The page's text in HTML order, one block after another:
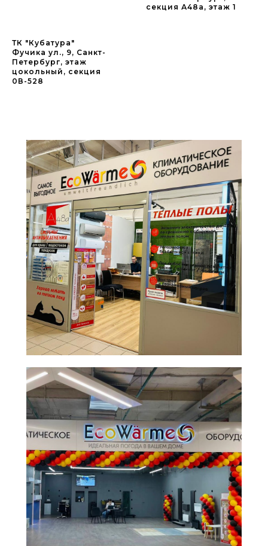
секция А48а, этаж 1
ТК "Кубатура"
Фучика ул., 9, Санкт-
Петербург, этаж
цокольный, секция
0В-528